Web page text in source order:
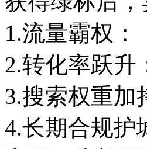
1.流量霸权：
2.转化率跃升
3.搜索权重加
4.长期合规护